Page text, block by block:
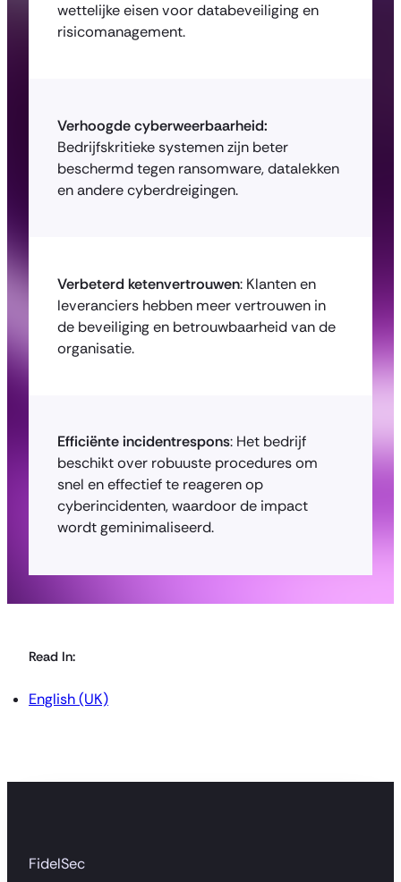
wettelijke eisen voor databeveiliging en
risicomanagement.
Verhoogde cyberweerbaarheid:
Bedrijfskritieke systemen zijn beter
beschermd tegen ransomware, datalekken
en andere cyberdreigingen.
Verbeterd ketenvertrouwen: Klanten en
leveranciers hebben meer vertrouwen in
de beveiliging en betrouwbaarheid van de
organisatie.
Efficiënte incidentrespons: Het bedrijf
beschikt over robuuste procedures om
snel en effectief te reageren op
cyberincidenten, waardoor de impact
wordt geminimaliseerd.
Read In:
English (UK)
FidelSec